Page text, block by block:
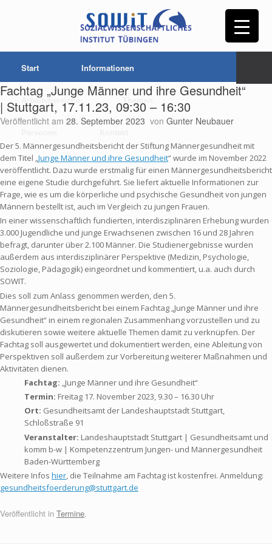
Start Informationen
Arbeitsbereiche
Fachtag „Junge Männer und ihre Gesundheit“
| Stuttgart, 17.11.23, 09:30 – 16:30
Veröffentlicht am 28. September 2023 von Gunter Neubauer
Der 5. Männergesundheitsbericht der Stiftung Männergesundheit mit
dem Titel „Junge Männer und ihre Gesundheit“ wurde im November 2022
veröffentlicht. Dazu wurde erstmalig für einen Männergesundheitsbericht
eine eigene Studie durchgeführt. Sie liefert aktuelle Informationen zur
Frage, wie es um die körperliche und psychische Gesundheit von jungen
Männern bestellt ist, auch im Vergleich zu jungen Frauen.
In einer wissenschaftlich fundierten, interdisziplinären Erhebung wurden
3.000 Jugendliche und junge Erwachsenen zwischen 16 und 28 Jahren
befragt, darunter über 2.100 Männer. Die Studienergebnisse wurden
außerdem aus interdisziplinärer Perspektive (Medizin, Psychologie,
Soziologie, Pädagogik) eingeordnet und kommentiert, u.a. auch durch
SOWIT.
Dies soll zum Anlass genommen werden, den 5.
Männergesundheitsbericht bei einem Fachtag „Junge Männer und ihre
Gesundheit“ in einem regionalen Zusammenhang vorzustellen und zu
diskutieren sowie weitere aktuelle Themen damit zu verknüpfen. Der
Fachtag soll ausgewertet und dokumentiert werden, eine Ableitung von
Perspektiven soll außerdem zur Vorbereitung weiterer Maßnahmen und
Aktivitäten dienen.
Fachtag: „Junge Männer und ihre Gesundheit“
Termin: Freitag 17. November 2023, 9.30 – 16.30 Uhr
Ort: Gesundheitsamt der Landeshauptstadt Stuttgart,
Schloßstraße 91
Veranstalter: Landeshauptstadt Stuttgart | Gesundheitsamt und
komm b-w | Kompetenzzentrum Jungen- und Männergesundheit
Baden-Württemberg
Weitere Infos hier, die Teilnahme am Fachtag ist kostenfrei. Anmeldung:
gesundheitsfoerderung@stuttgart.de
Veröffentlicht in Termine.